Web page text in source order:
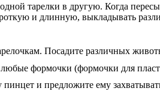
тарелки в другую. Когда
и длинную, выкладывать
Посадите различных
формочки (формочки для
и предложите ему